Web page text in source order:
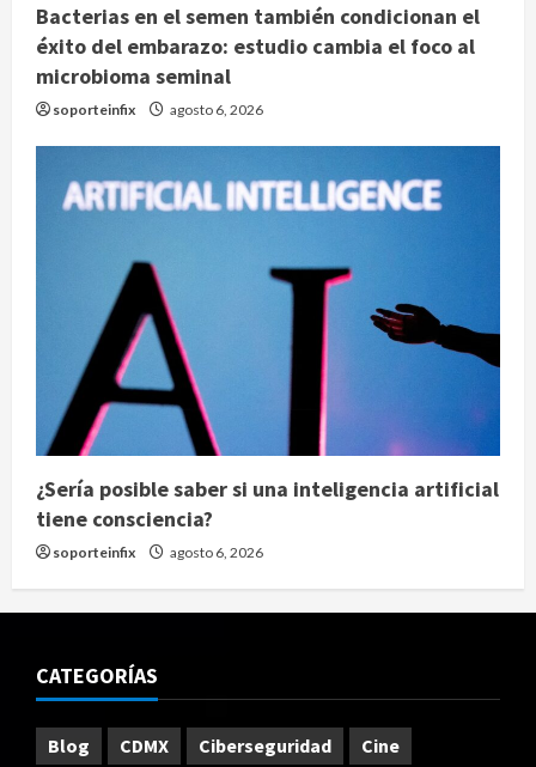
Bacterias en el semen también condicionan el
éxito del embarazo: estudio cambia el foco al
microbioma seminal
soporteinfix agosto 6, 2026
¿Sería posible saber si una inteligencia artificial
tiene consciencia?
soporteinfix agosto 6, 2026
CATEGORÍAS
Blog CDMX Ciberseguridad
Cine